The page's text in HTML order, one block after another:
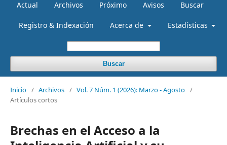
Actual Archivos Próximo Avisos Buscar
Registro & Indexación Acerca de Estadísticas
Buscar
Inicio / Archivos / Vol. 7 Núm. 1 (2026): Marzo - Agosto /
Artículos cortos
Brechas en el Acceso a la